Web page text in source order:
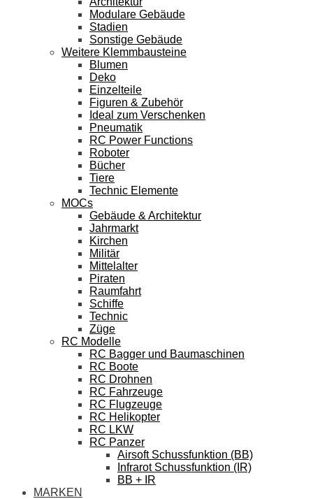
Modulare Gebäude
Stadien
Sonstige Gebäude
Weitere Klemmbausteine
Blumen
Deko
Einzelteile
Figuren & Zubehör
Ideal zum Verschenken
Pneumatik
RC Power Functions
Roboter
Bücher
Tiere
Technic Elemente
MOCs
Gebäude & Architektur
Jahrmarkt
Kirchen
Militär
Mittelalter
Piraten
Raumfahrt
Schiffe
Technic
Züge
RC Modelle
RC Bagger und Baumaschinen
RC Boote
RC Drohnen
RC Fahrzeuge
RC Flugzeuge
RC Helikopter
RC LKW
RC Panzer
Airsoft Schussfunktion (BB)
Infrarot Schussfunktion (IR)
BB + IR
MARKEN